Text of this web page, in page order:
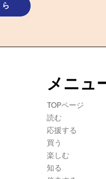
メニュ
TOPページ
​読む
​応援する
買う
​楽しむ
知る